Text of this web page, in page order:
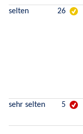
selten 26
sehr selten 5